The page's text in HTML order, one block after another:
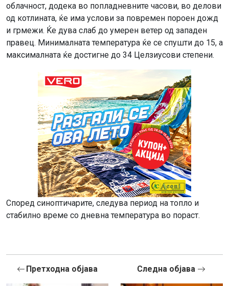
облачност, додека во попладневните часови, во делови
од котлината, ќе има услови за повремен пороен дожд
и грмежи. Ќе дува слаб до умерен ветер од западен
правец. Минималната температура ќе се спушти до 15, а
максималната ќе достигне до 34 Целзиусови степени.
Според синоптичарите, следува период на топло и
стабилно време со дневна температура во пораст.
Претходна објава Следна објава